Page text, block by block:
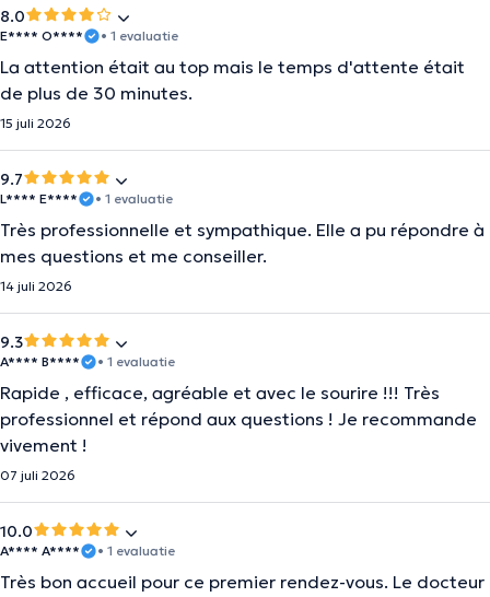
8.0
E**** O**** • 1 evaluatie
La attention était au top mais le temps d'attente était
de plus de 30 minutes.
15 juli 2026
9.7
L**** E**** • 1 evaluatie
Très professionnelle et sympathique. Elle a pu répondre à
mes questions et me conseiller.
14 juli 2026
9.3
A**** B**** • 1 evaluatie
Rapide , efficace, agréable et avec le sourire !!! Très
professionnel et répond aux questions ! Je recommande
vivement !
07 juli 2026
10.0
A**** A**** • 1 evaluatie
Très bon accueil pour ce premier rendez-vous. Le docteur